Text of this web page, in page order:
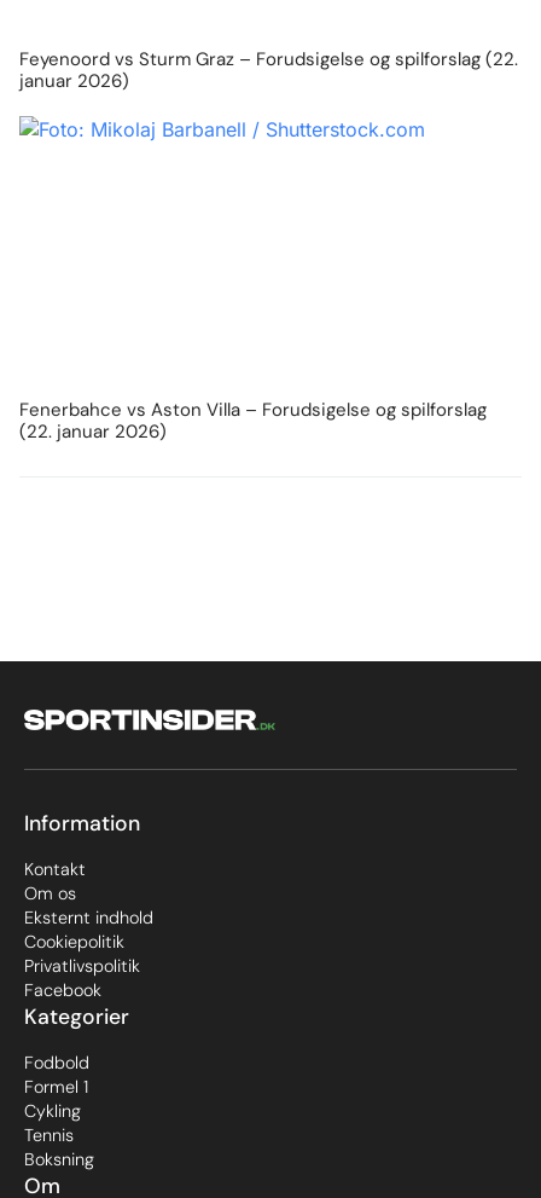
Feyenoord vs Sturm Graz – Forudsigelse og spilforslag (22.
januar 2026)
Fenerbahce vs Aston Villa – Forudsigelse og spilforslag
(22. januar 2026)
Om
Kategorier
Fodbold
Formel 1
Cykling
Tennis
Boksning
Information
Kontakt
Om os
Eksternt indhold
Cookiepolitik
Privatlivspolitik
Facebook